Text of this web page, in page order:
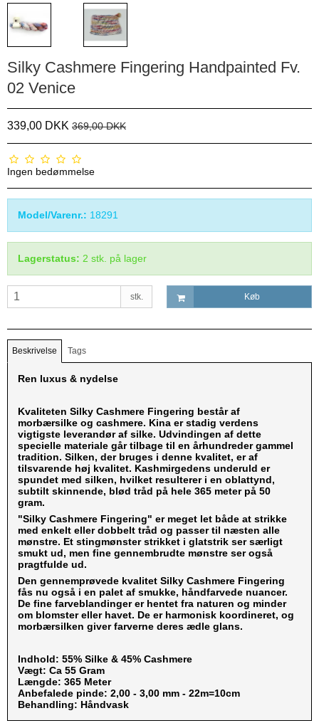
Silky Cashmere Fingering Handpainted Fv.
02 Venice
339,00 DKK 369,00 DKK
Ingen bedømmelse
Model/Varenr.: 18291
Lagerstatus: 2 stk. på lager
stk. Køb
Beskrivelse Tags
Ren luxus & nydelse
Kvaliteten Silky Cashmere Fingering består af
morbærsilke og cashmere. Kina er stadig verdens
vigtigste leverandør af silke. Udvindingen af ​​dette
specielle materiale går tilbage til en århundreder gammel
tradition. Silken, der bruges i denne kvalitet, er af
tilsvarende høj kvalitet. Kashmirgedens underuld er
spundet med silken, hvilket resulterer i en oblattynd,
subtilt skinnende, blød tråd på hele 365 meter på 50
gram.
"Silky Cashmere Fingering" er meget let både at strikke
med enkelt eller dobbelt tråd og passer til næsten alle
mønstre. Et stingmønster strikket i glatstrik ser særligt
smukt ud, men fine gennembrudte mønstre ser også
pragtfulde ud.
Den gennemprøvede kvalitet Silky Cashmere Fingering
fås nu også i en palet af smukke, håndfarvede nuancer.
De fine farveblandinger er hentet fra naturen og minder
om blomster eller havet. De er harmonisk koordineret, og
morbærsilken giver farverne deres ædle glans.
Indhold: 55% Silke & 45% Cashmere
Vægt: Ca 55 Gram
Længde: 365 Meter
Anbefalede pinde: 2,00 - 3,00 mm - 22m=10cm
Behandling: Håndvask